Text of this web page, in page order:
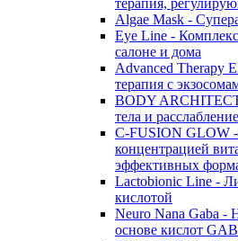
терапия,
Algae Mask -
Eye Line -
салоне и дома
Advanced Therapy
терапия с
BODY
тела и
C-FUSION GLOW
концентрацией
эффективных
Lactobionic Line -
кислотой
Neuro Nana Gaba -
основе кислот